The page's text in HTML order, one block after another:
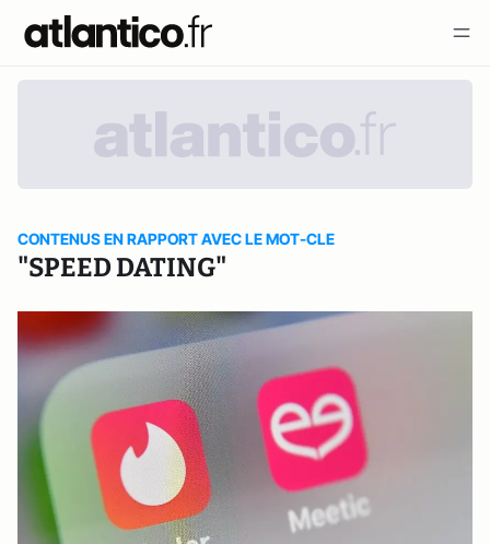
CONTENUS EN RAPPORT AVEC LE MOT-CLE
"SPEED DATING"